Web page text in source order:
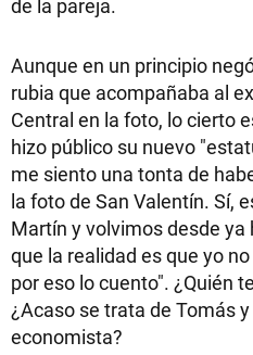
de la pareja.
Aunque en un principio
rubia que acompañaba al
Central en la foto, lo cierto
hizo público su nuevo
me siento una tonta de
la foto de San Valentín. Sí,
Martín y volvimos desde ya
que la realidad es que yo
por eso lo cuento". ¿Quién
¿Acaso se trata de Tomás
economista?